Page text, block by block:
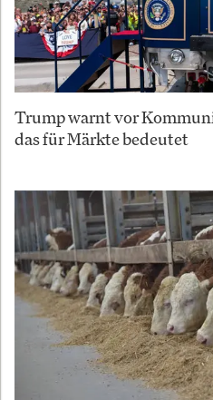
Trump warnt vor
das für Märkte bedeutet